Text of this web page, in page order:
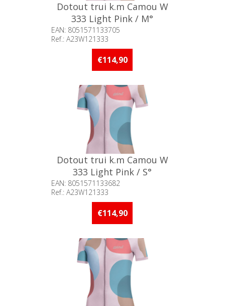
Dotout trui k.m Camou W
333 Light Pink / M°
EAN: 8051571133705
Ref.: A23W121333
Beschikbaarheid:: Minder dan 5
stuks op voorraad
€114,90
Dotout trui k.m Camou W
333 Light Pink / S°
EAN: 8051571133682
Ref.: A23W121333
Beschikbaarheid:: Minder dan 5
stuks op voorraad
€114,90